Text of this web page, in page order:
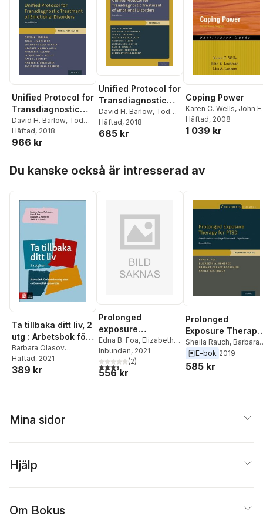
Unified Protocol for
Transdiagnostic
Treatment of
Emotional
Disorders
David H. Barlow, Todd
J. Farchione,
Sauer-Zavala
Bullis,Kate H. Bentley,
Clair Cassiello-Robbins
Häftad, 2018
966 kr
Unified Protocol for
Transdiagnostic
Treatment of
Emotional
Disorders
David H. Barlow, Todd
J. Farchione,
Sauer-Zavala
Bullis
Kate H. Bentley
Hannah T. Boettcher,
Häftad, 2018
685 kr
Coping Power
Karen C. Wells, John E.
Lochman,Lisa A.
Lenhart
Häftad, 2008
1 039 kr
Du kanske också är intresserad av
Ta tillbaka ditt liv, 2
utg : Arbetsbok för
återhämtning efter
en traumatisk
upplevelse (2:a
Barbara Olasov
Rothbaum,Edna B. Foa
Elizabeth A. Hembree
Häftad, 2021
389 kr
Prolonged
exposure
terapeutmanual :
Emotionell
bearbetning vid
ptsd
Edna B. Foa, Elizabeth
A. Hembree,Barbara
Olasov Rothbaum
Sheila A.M. Rauch
Inbunden, 2021
3,5utav 5 stjärnor. Totalt antal röster:
(2)
556 kr
Prolonged
Exposure Therapy
for PTSD
Sheila Rauch, Barbara
Olasov Rothbaum
Elizabeth A. Hembree
E-bok 2019
585 kr
Mina sidor
Hjälp
Om Bokus